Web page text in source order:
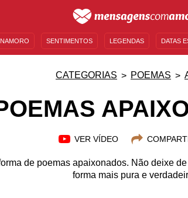
NAMORO SENTIMENTOS LEGENDAS DATAS
CATEGORIAS POEMAS
VER VÍDEO
de poemas apaixonados. Não deixe
forma mais pura e